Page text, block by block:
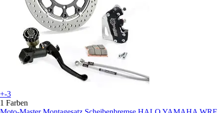
+-3
1 Farben